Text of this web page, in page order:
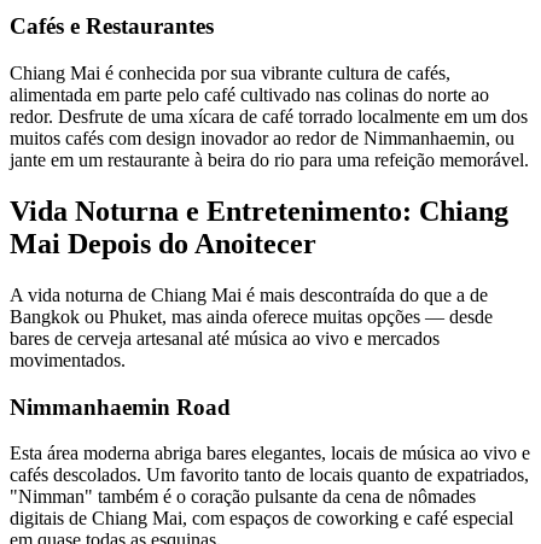
Cafés e Restaurantes
Chiang Mai é conhecida por sua vibrante cultura de cafés,
alimentada em parte pelo café cultivado nas colinas do norte ao
redor. Desfrute de uma xícara de café torrado localmente em um dos
muitos cafés com design inovador ao redor de Nimmanhaemin, ou
jante em um restaurante à beira do rio para uma refeição memorável.
Vida Noturna e Entretenimento: Chiang
Mai Depois do Anoitecer
A vida noturna de Chiang Mai é mais descontraída do que a de
Bangkok ou Phuket, mas ainda oferece muitas opções — desde
bares de cerveja artesanal até música ao vivo e mercados
movimentados.
Nimmanhaemin Road
Esta área moderna abriga bares elegantes, locais de música ao vivo e
cafés descolados. Um favorito tanto de locais quanto de expatriados,
"Nimman" também é o coração pulsante da cena de nômades
digitais de Chiang Mai, com espaços de coworking e café especial